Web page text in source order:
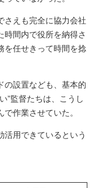
さえも完全に協力会社
時間内で役所を納得さ
を任せきって時間を捻
の設置なども、基本的
”監督たちは、こうし
作業させていた。
活用できているという